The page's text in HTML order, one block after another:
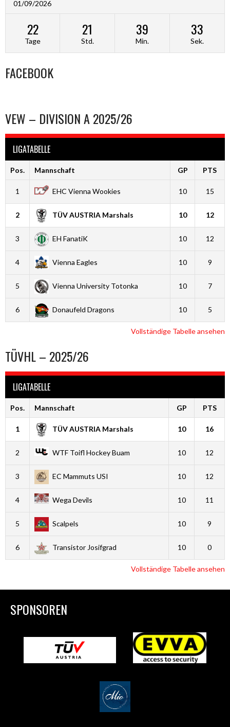
01/09/2026
22
Tage
21
Std.
39
Min.
33
Sek.
FACEBOOK
VEW – DIVISION A 2025/26
LIGATABELLE
Pos. Mannschaft GP PTS
1 EHC Vienna Wookies 10 15
2 TÜV AUSTRIA Marshals 10 12
3 EH FanatiK 10 12
4 Vienna Eagles 10 9
5 Vienna University Totonka 10 7
6 Donaufeld Dragons 10 5
Vollständige Tabelle ansehen
TÜVHL – 2025/26
LIGATABELLE
Pos. Mannschaft GP PTS
1 TÜV AUSTRIA Marshals 10 16
2 WTF Toifl Hockey Buam 10 12
3 EC Mammuts USI 10 12
4 Wega Devils 10 11
5 Scalpels 10 9
6 Transistor Josifgrad 10 0
Vollständige Tabelle ansehen
SPONSOREN